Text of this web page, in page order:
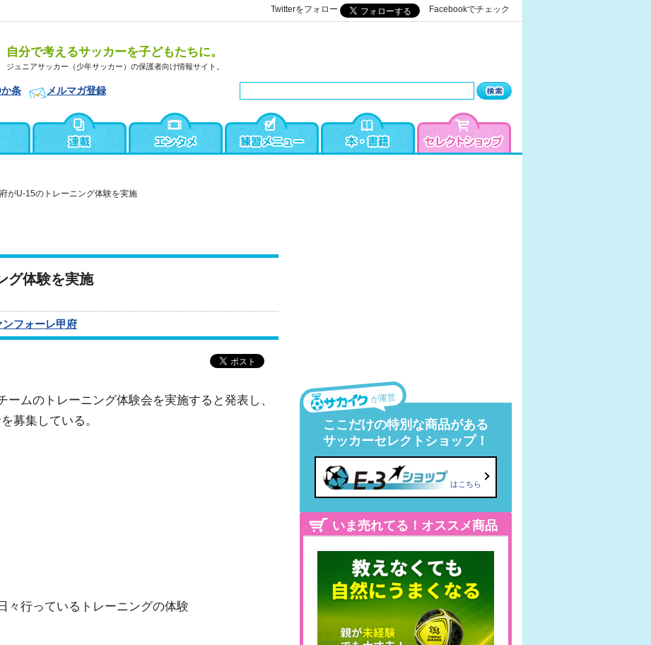
Twitterをフォロー Facebookでチェック
自分で考えるサッカーを子どもたちに。
ジュニアサッカー（少年サッカー）の保護者向け情報サイト。
条 メルマガ登録
がU-15のトレーニング体験を実施
グ体験を実施
ンフォーレ甲府
ームのトレーニング体験会を実施すると発表し、
募集している。
々行っているトレーニングの体験
が運営
ここだけの特別な商品がある
サッカーセレクトショップ！
はこちら
いま売れてる！オススメ商品